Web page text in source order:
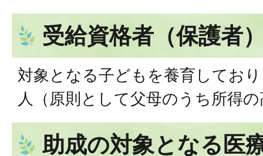
受給資格者（保護者
対象となる子どもを養育してお
人（原則として父母のうち所得
助成の対象となる医